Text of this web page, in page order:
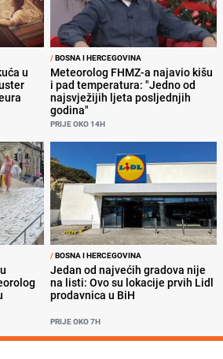
u
/BOSNA I HERCEGOVINA
Meteorolog FHMZ-a najavio kišu
i pad temperatura: "Jedno od
najsvježijih ljeta posljednjih
godina"
PRIJE OKO 14H
/BOSNA I HERCEGOVINA
Jedan od najvećih gradova nije
na listi: Ovo su lokacije prvih Lidl
prodavnica u BiH
PRIJE OKO 7H